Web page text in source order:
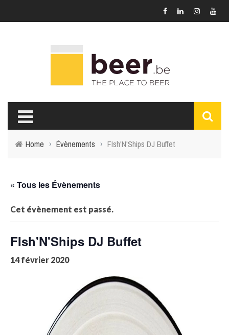
Home › Évènements › FIsh'N'Ships DJ Buffet
« Tous les Évènements
Cet évènement est passé.
FIsh'N'Ships DJ Buffet
14 février 2020